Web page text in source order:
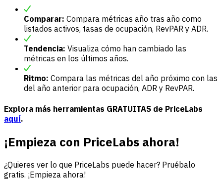
Comparar: Compara métricas año tras año como
listados activos, tasas de ocupación, RevPAR y ADR.
Tendencia: Visualiza cómo han cambiado las
métricas en los últimos años.
Ritmo: Compara las métricas del año próximo con las
del año anterior para ocupación, ADR y RevPAR.
Explora más herramientas GRATUITAS de PriceLabs
aquí.
¡Empieza con PriceLabs ahora!
¿Quieres ver lo que PriceLabs puede hacer? Pruébalo
gratis. ¡Empieza ahora!